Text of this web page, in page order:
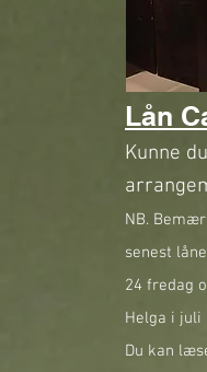
Lån
Kunne
NB.
senest
24 fredag
Helga i juli
Du kan